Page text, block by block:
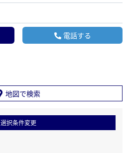
電話する
地図で検索
選択条件変更